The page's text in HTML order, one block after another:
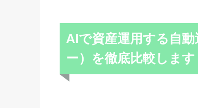
AIで資産運用する自
ー）を徹底比較します